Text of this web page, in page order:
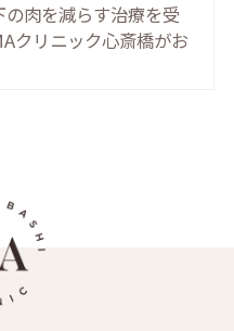
の肉を減らす治療を受
クリニック心斎橋がお